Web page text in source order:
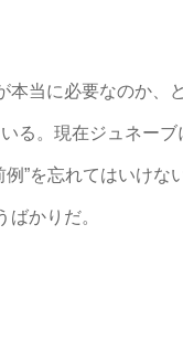
本当に必要なのか、
る。現在ジュネーブ
”を忘れてはいけ
かりだ。